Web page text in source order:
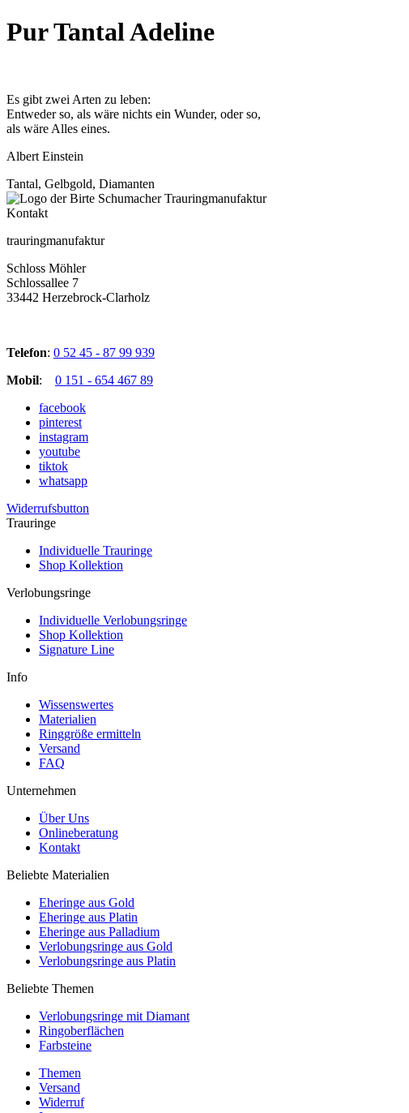
Pur Tantal Adeline
Es gibt zwei Arten zu leben:
Entweder so, als wäre nichts ein Wunder, oder so,
als wäre Alles eines.
Albert Einstein
Tantal, Gelbgold, Diamanten
Kontakt
trauringmanufaktur
Schloss Möhler
Schlossallee 7
33442 Herzebrock-Clarholz
Telefon: 0 52 45 - 87 99 939
Mobil: 0 151 - 654 467 89
facebook
pinterest
instagram
youtube
tiktok
whatsapp
Widerrufsbutton
Trauringe
Individuelle Trauringe
Shop Kollektion
Verlobungsringe
Individuelle Verlobungsringe
Shop Kollektion
Signature Line
Info
Wissenswertes
Materialien
Ringgröße ermitteln
Versand
FAQ
Unternehmen
Über Uns
Onlineberatung
Kontakt
Beliebte Materialien
Eheringe aus Gold
Eheringe aus Platin
Eheringe aus Palladium
Verlobungsringe aus Gold
Verlobungsringe aus Platin
Beliebte Themen
Verlobungsringe mit Diamant
Ringoberflächen
Farbsteine
Themen
Versand
Widerruf